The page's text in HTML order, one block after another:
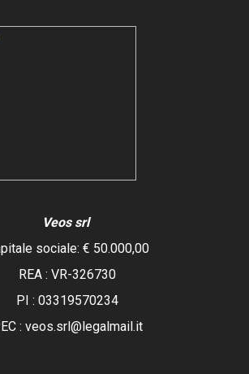
Veos srl
sociale: € 50.000,00
REA : VR-326730
PI : 03319570234
: veos.srl@legalmail.it